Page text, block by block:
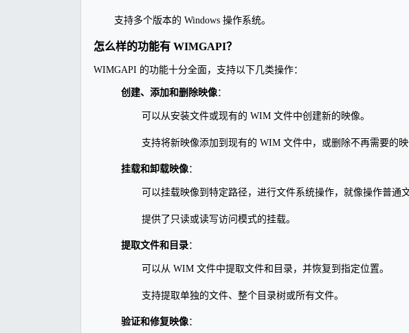
支持多个版本的 Windows 操作系统。
怎么样的功能有 WIMGAPI？
WIMGAPI 的功能十分全面，支持以下几类操作：
创建、添加和删除映像：
可以从安装文件或现有的 WIM 文件中创建新的映像。
支持将新映像添加到现有的 WIM 文件中，或删除不再需要的映
挂载和卸载映像：
可以挂载映像到特定路径，进行文件系统操作，就像操作普通
提供了只读或读写访问模式的挂载。
提取文件和目录：
可以从 WIM 文件中提取文件和目录，并恢复到指定位置。
支持提取单独的文件、整个目录树或所有文件。
验证和修复映像：